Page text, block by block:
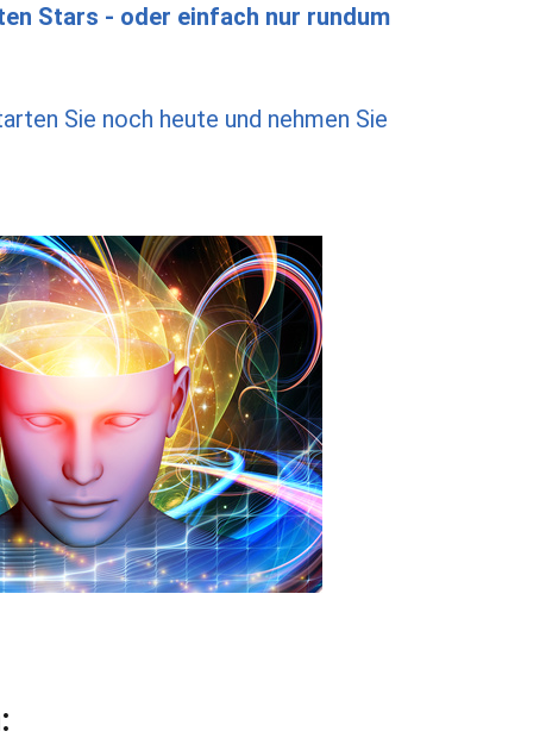
Stars - oder einfach nur rundum
Sie noch heute und nehmen Sie